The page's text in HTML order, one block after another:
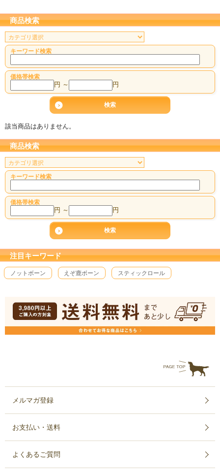
商品検索
キーワード検索
価格帯検索
円 ～ 円
該当商品はありません。
商品検索
キーワード検索
価格帯検索
円 ～ 円
注目キーワード
ノットボーン えぞ鹿ボーン スティックロール
メルマガ登録
お支払い・送料
よくあるご質問